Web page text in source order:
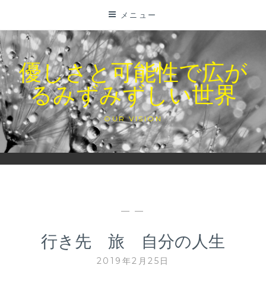
テ
ン
ツ
に
ス
キ
ッ
プ
メニュー
優しさと可能性で広が
るみずみずしい世界
OUR VISION
— —
行き先 旅 自分の人生
2019年2月25日